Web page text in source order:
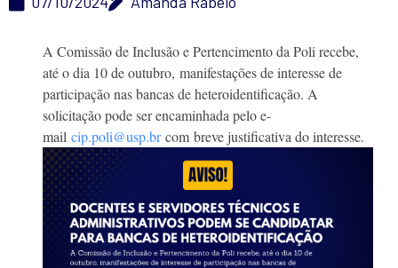
A Comissão de Inclusão e Pertencimento da Poli recebe,
até o dia 10 de outubro, manifestações de interesse de
participação nas bancas de heteroidentificação. A
solicitação pode ser encaminhada pelo e-
mailcip.poli@usp.brcom breve justificativa do interesse.